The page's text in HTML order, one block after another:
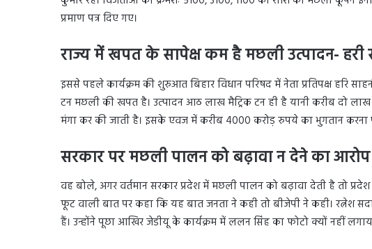
प्रमाण पत्र दिए गए।
राज्य में खपत के सापेक्ष कम है मछली उत्पादन- हरी
इससे पहले कार्यक्रम की शुरुआत बिहार विधान परिषद में नेता प्रतिपक्ष हरि
टन मछली की खपत है। उत्पादन आठ लाख मैट्रिक टन ही है यानी करीब दो
मंगा कर की जाती है। इसके एवज में करीब 4000 करोड़ रुपये का भुगतान करना
सरकार पर मछली पालन को बढ़ावा न देने का आरोप
वह बोले, अगर वर्तमान सरकार प्रदेश में मछली पालन को बढ़ावा देती है तो
फूट वाली बात पर कहा कि यह बात जनता ने कही तो बीजेपी ने कही। रत्नेश
हैं। उन्होंने पूछा आखिर जेडीयू के कार्यक्रम में ललन सिंह का फोटो क्यों नहीं